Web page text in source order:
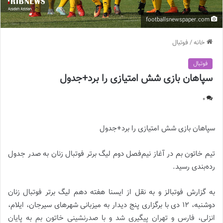
footballsnewspaper.com
خانه/ فوتبال
فوتبال
سپاهان بازی شش امتیازی را برد+جدول
0
سپاهان بازی شش امتیازی را برد+جدول
تیم خاتون بم در آغاز نیم‌فصل دوم لیگ برتر فوتبال زنان به صدر جدول
رده‌بندی رسید.
به گزارش فوتبالز و به نقل از ایسنا هفته دهم لیگ برتر فوتبال زنان
دوشنبه، ۱۲ دی با برگزاری پنج دیدار به میزبانی شهرهای سیرجان، ایلام،
انزلی، فارس و تهران پیگیری شد و با صدرنشینی خاتون بم به پایان